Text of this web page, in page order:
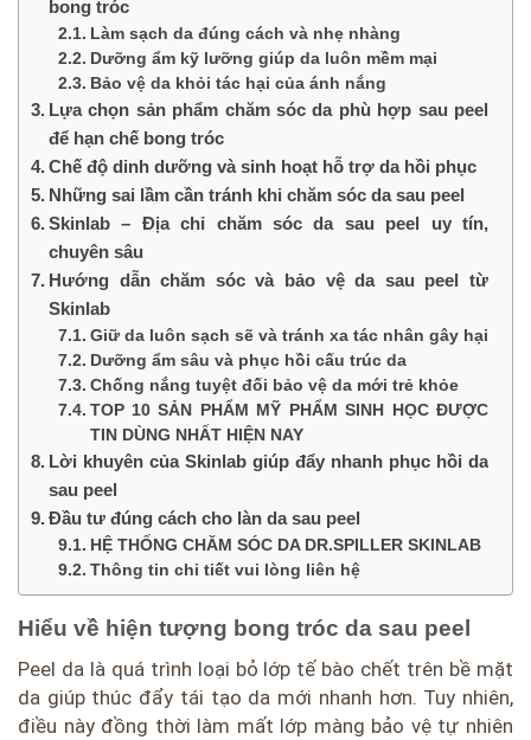
bong tróc
Làm sạch da đúng cách và nhẹ nhàng
Dưỡng ẩm kỹ lưỡng giúp da luôn mềm mại
Bảo vệ da khỏi tác hại của ánh nắng
Lựa chọn sản phẩm chăm sóc da phù hợp sau peel
để hạn chế bong tróc
Chế độ dinh dưỡng và sinh hoạt hỗ trợ da hồi phục
Những sai lầm cần tránh khi chăm sóc da sau peel
Skinlab – Địa chỉ chăm sóc da sau peel uy tín,
chuyên sâu
Hướng dẫn chăm sóc và bảo vệ da sau peel từ
Skinlab
Giữ da luôn sạch sẽ và tránh xa tác nhân gây hại
Dưỡng ẩm sâu và phục hồi cấu trúc da
Chống nắng tuyệt đối bảo vệ da mới trẻ khỏe
TOP 10 SẢN PHẨM MỸ PHẨM SINH HỌC ĐƯỢC
TIN DÙNG NHẤT HIỆN NAY
Lời khuyên của Skinlab giúp đẩy nhanh phục hồi da
sau peel
Đầu tư đúng cách cho làn da sau peel
HỆ THỐNG CHĂM SÓC DA DR.SPILLER SKINLAB
Thông tin chi tiết vui lòng liên hệ
Hiểu về hiện tượng bong tróc da sau peel
Peel da là quá trình loại bỏ lớp tế bào chết trên bề mặt
da giúp thúc đẩy tái tạo da mới nhanh hơn. Tuy nhiên,
điều này đồng thời làm mất lớp màng bảo vệ tự nhiên